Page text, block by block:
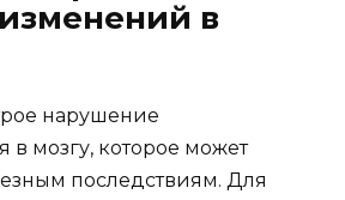
в
нарушение
мозгу, которое может
последствиям. Для